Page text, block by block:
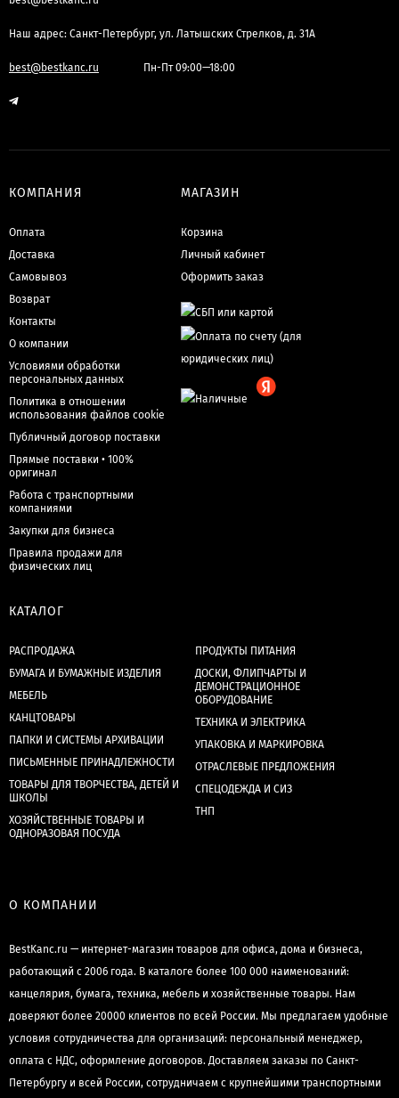
Наш адрес: Санкт-Петербург, ул. Латышских Стрелков, д. 31А
best@bestkanc.ru Пн-Пт 09:00—18:00
КОМПАНИЯ
Оплата
Доставка
Самовывоз
Возврат
Контакты
О компании
Условиями обработки
персональных данных
Политика в отношении
использования файлов cookie
Публичный договор поставки
Прямые поставки • 100%
оригинал
Работа с транспортными
компаниями
Закупки для бизнеса
Правила продажи для
физических лиц
МАГАЗИН
Корзина
Личный кабинет
Оформить заказ
КАТАЛОГ
РАСПРОДАЖА
БУМАГА И БУМАЖНЫЕ ИЗДЕЛИЯ
МЕБЕЛЬ
КАНЦТОВАРЫ
ПАПКИ И СИСТЕМЫ АРХИВАЦИИ
ПИСЬМЕННЫЕ ПРИНАДЛЕЖНОСТИ
ТОВАРЫ ДЛЯ ТВОРЧЕСТВА, ДЕТЕЙ И
ШКОЛЫ
ХОЗЯЙСТВЕННЫЕ ТОВАРЫ И
ОДНОРАЗОВАЯ ПОСУДА
ПРОДУКТЫ ПИТАНИЯ
ДОСКИ, ФЛИПЧАРТЫ И
ДЕМОНСТРАЦИОННОЕ
ОБОРУДОВАНИЕ
ТЕХНИКА И ЭЛЕКТРИКА
УПАКОВКА И МАРКИРОВКА
ОТРАСЛЕВЫЕ ПРЕДЛОЖЕНИЯ
СПЕЦОДЕЖДА И СИЗ
ТНП
О КОМПАНИИ
BestKanc.ru — интернет-магазин товаров для офиса, дома и бизнеса,
работающий с 2006 года. В каталоге более 100 000 наименований:
канцелярия, бумага, техника, мебель и хозяйственные товары. Нам
доверяют более 20000 клиентов по всей России. Мы предлагаем удобные
условия сотрудничества для организаций: персональный менеджер,
оплата с НДС, оформление договоров. Доставляем заказы по Санкт-
Петербургу и всей России, сотрудничаем с крупнейшими транспортными